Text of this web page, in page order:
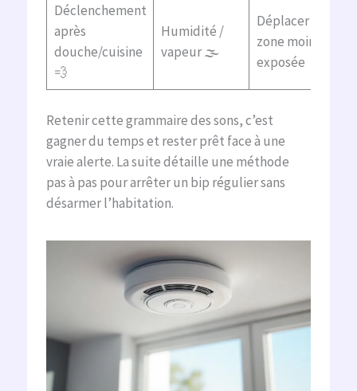
Déclenchement
après
douche/cuisine
💨
Humidité /
vapeur 🌫️
Déplacer à une
zone moins
exposée
Retenir cette grammaire des sons, c’est
gagner du temps et rester prêt face à une
vraie alerte. La suite détaille une méthode
pas à pas pour arrêter un bip régulier sans
désarmer l’habitation.